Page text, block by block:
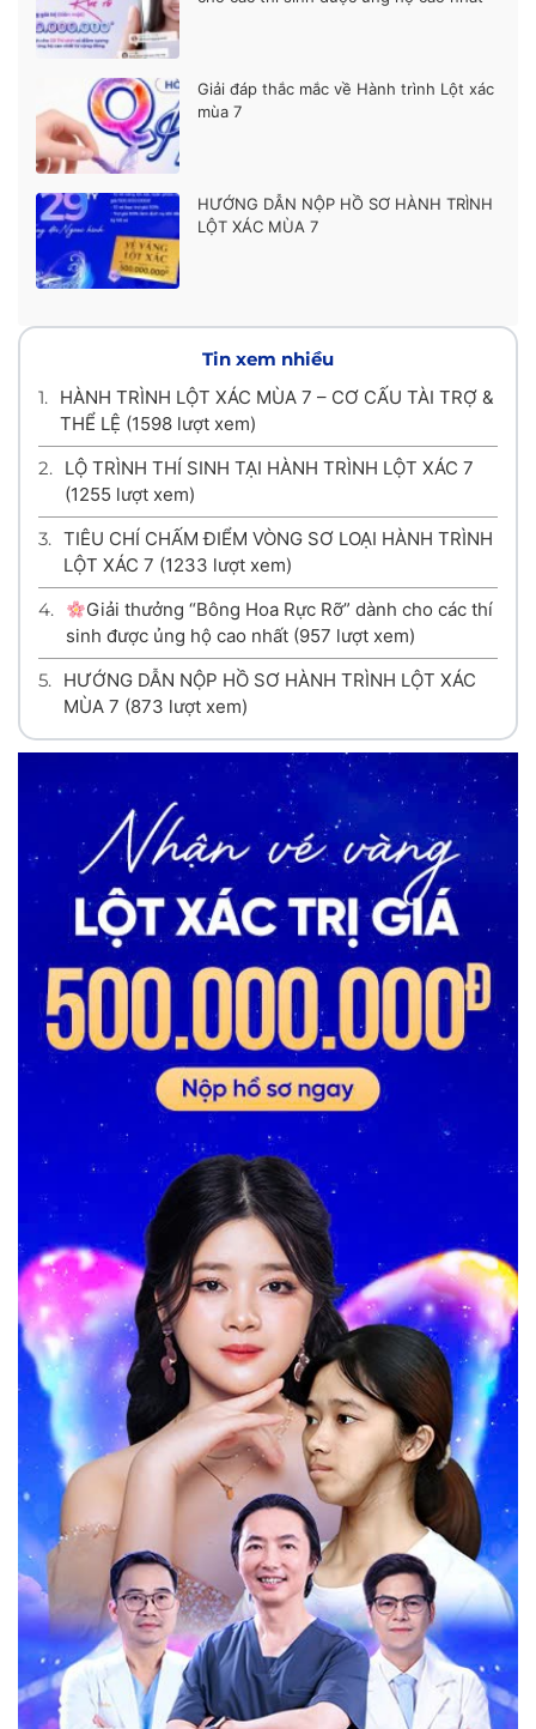
Giải đáp thắc mắc về Hành trình Lột xác
mùa 7
HƯỚNG DẪN NỘP HỒ SƠ HÀNH TRÌNH
LỘT XÁC MÙA 7
Tin xem nhiều
1. HÀNH TRÌNH LỘT XÁC MÙA 7 – CƠ CẤU TÀI TRỢ &
THỂ LỆ (1598 lượt xem)
2.
LỘ TRÌNH THÍ SINH TẠI HÀNH TRÌNH LỘT XÁC 7
(1255 lượt xem)
3. TIÊU CHÍ CHẤM ĐIỂM VÒNG SƠ LOẠI HÀNH TRÌNH
LỘT XÁC 7 (1233 lượt xem)
4.
Giải thưởng “Bông Hoa Rực Rỡ” dành cho các thí
sinh được ủng hộ cao nhất (957 lượt xem)
5. HƯỚNG DẪN NỘP HỒ SƠ HÀNH TRÌNH LỘT XÁC
MÙA 7 (873 lượt xem)
sống mới chính vì gặp quá tổn thương mà em đã tự học
cách để đối diện với nó khi mặt mũi và đầu tóc em như vậy
gương nhưng rồi em chấp nhận đối mặt với những khó
khăn mà em đã phải trải qua và em đã học cách đứng trên
đôi vai của mình và không cần phụ thuộc vào ai 1 cô bé 27
tuổi hàng ngày trọc ghẹo là trẻ con và mọi người nói rằng
đăng ký em có 1 hi vọng và 1 điều ước và nếu em không tự
sây dựng ước mơ của mình thì người khác họ sẽ thuê mình
sây dựng ước mơ của họ cuộc sống không đòi hỏi quá và
cái gì có thì cũng lên trân trọng lấy 1 lần nữa em xin chúc